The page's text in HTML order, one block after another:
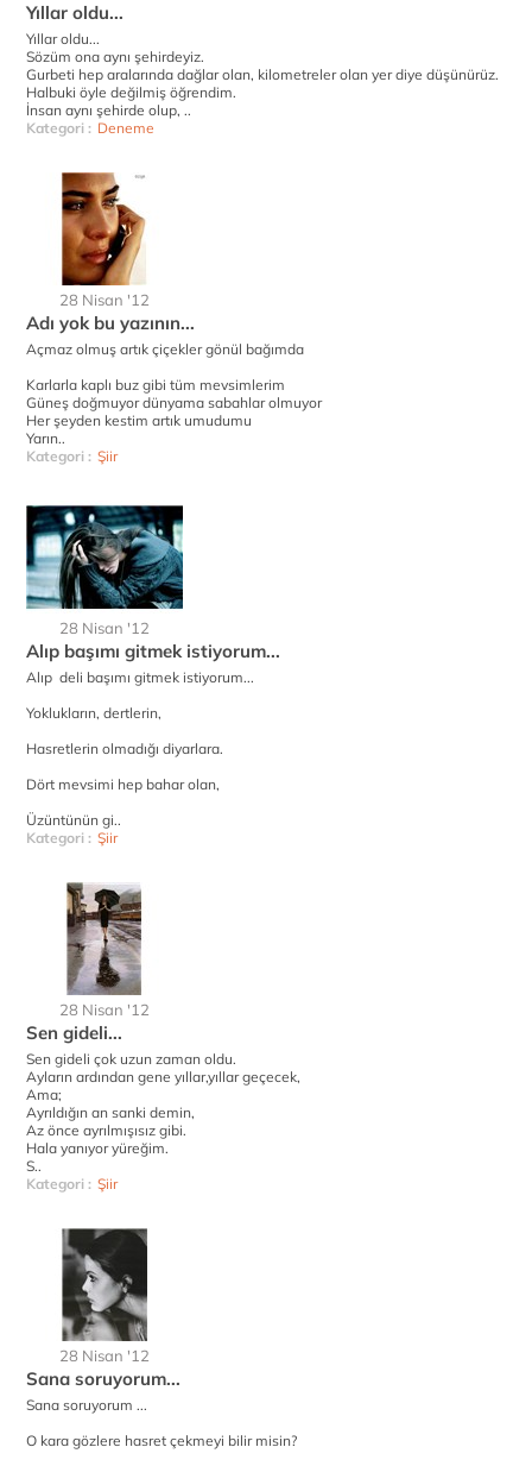
Yıllar oldu...
Yıllar oldu...
Sözüm ona aynı şehirdeyiz.
Gurbeti hep aralarında dağlar olan, kilometreler olan yer diye düşünürüz.
Halbuki öyle değilmiş öğrendim.
İnsan aynı şehirde olup, ..
Kategori : Deneme
28 Nisan '12
Adı yok bu yazının...
Açmaz olmuş artık çiçekler gönül bağımda
Karlarla kaplı buz gibi tüm mevsimlerim
Güneş doğmuyor dünyama sabahlar olmuyor
Her şeyden kestim artık umudumu
Yarın..
Kategori : Şiir
28 Nisan '12
Alıp başımı gitmek istiyorum...
Alıp deli başımı gitmek istiyorum...
Yoklukların, dertlerin,
Hasretlerin olmadığı diyarlara.
Dört mevsimi hep bahar olan,
Üzüntünün gi..
Kategori : Şiir
28 Nisan '12
Sen gideli...
Sen gideli çok uzun zaman oldu.
Ayların ardından gene yıllar,yıllar geçecek,
Ama;
Ayrıldığın an sanki demin,
Az önce ayrılmışısız gibi.
Hala yanıyor yüreğim.
S..
Kategori : Şiir
28 Nisan '12
Sana soruyorum...
Sana soruyorum ...
O kara gözlere hasret çekmeyi bilir misin?